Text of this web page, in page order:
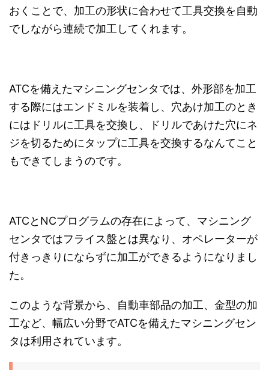
おくことで、加工の形状に合わせて工具交換を自動
でしながら連続で加工してくれます。
ATCを備えたマシニングセンタでは、外形部を加工
する際にはエンドミルを装着し、穴あけ加工のとき
にはドリルに工具を交換し、ドリルであけた穴にネ
ジを切るためにタップに工具を交換するなんてこと
もできてしまうのです。
ATCとNCプログラムの存在によって、マシニング
センタではフライス盤とは異なり、オペレーターが
付きっきりにならずに加工ができるようになりまし
た。
このような背景から、自動車部品の加工、金型の加
工など、幅広い分野でATCを備えたマシニングセン
タは利用されています。